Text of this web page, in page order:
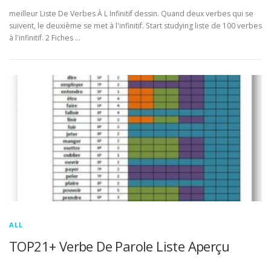
meilleur Liste De Verbes À L Infinitif dessin. Quand deux verbes qui se
suivent, le deuxième se met à l'infinitif. Start studying liste de 100 verbes
à l'infinitif. 2 Fiches …
ALL
TOP21+ Verbe De Parole Liste Aperçu